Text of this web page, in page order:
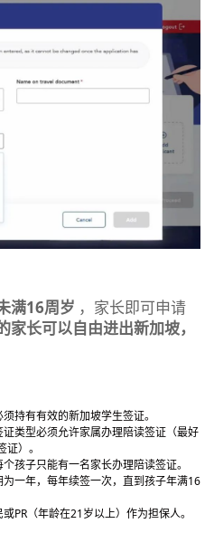
满16周岁 ，家长即可申请
家长可以自由进出新加坡，
持有有效的新加坡学生签证。
类型必须允许家属办理陪读签证（最好
）。
个孩子只能有一名家长办理陪读签证。
为一年，每年续签一次，直到孩子年满16
PR（年龄在21岁以上）作为担保人。